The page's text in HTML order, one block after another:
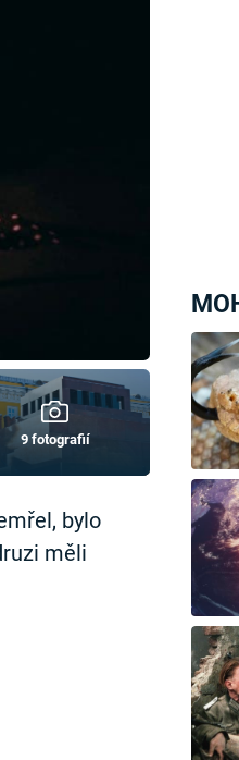
9 fotografií
bylo
měli